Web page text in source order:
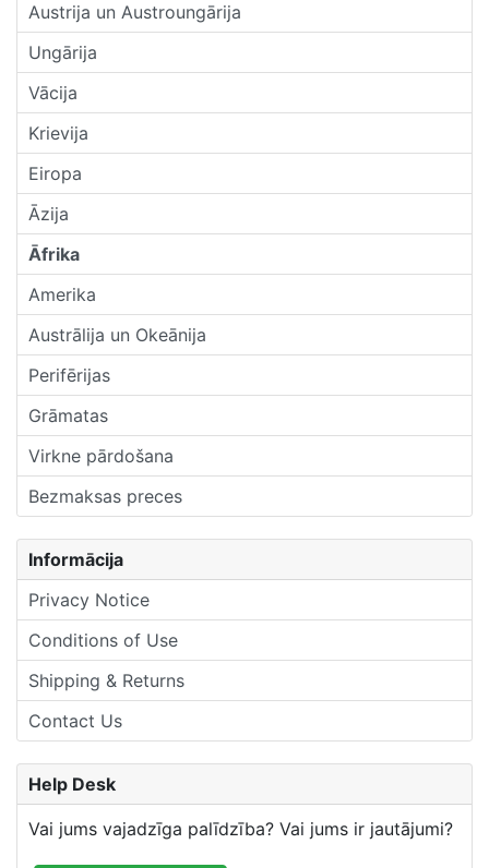
Austrija un Austroungārija
Ungārija
Vācija
Krievija
Eiropa
Āzija
Āfrika
Amerika
Austrālija un Okeānija
Perifērijas
Grāmatas
Virkne pārdošana
Bezmaksas preces
Informācija
Privacy Notice
Conditions of Use
Shipping & Returns
Contact Us
Help Desk
Vai jums vajadzīga palīdzība? Vai jums ir jautājumi?